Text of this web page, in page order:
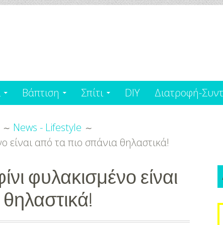
Βάπτιση Σπίτι DIY Διατροφή-
News - Lifestyle
είναι από τα πιο σπάνια θηλαστικά!
φυλακισμένο είναι